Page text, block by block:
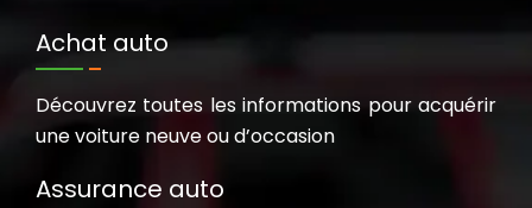
Achat auto
Découvrez toutes les informations pour acquérir
une voiture neuve ou d’occasion
Assurance auto